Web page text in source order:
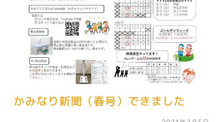
かみなり新聞（春号）できました